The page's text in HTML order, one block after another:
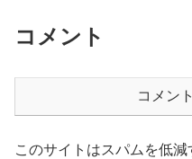
コメント
コメン
このサイトはスパムを低